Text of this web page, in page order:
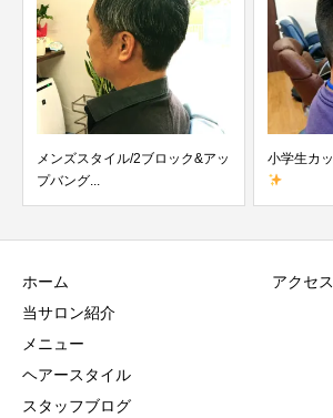
ロック&アッ 小学生カット/ソフトモヒカン
ホーム
当サロン紹介
メニュー
ヘアースタイル
スタッフブログ
アクセス